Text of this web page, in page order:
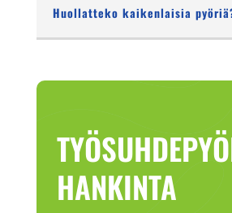
Huollatteko kaikenlaisia
HANKINTA